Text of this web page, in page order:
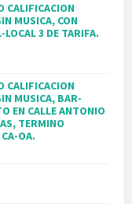
CALIFICACION
MUSICA, CON
LOCAL 3 DE TARIFA.
CALIFICACION
MUSICA, BAR-
EN CALLE ANTONIO
TERMINO
OA.